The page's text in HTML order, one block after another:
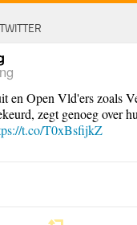
en Open Vld'ers zoals
zegt genoeg over
t.co/T0xBsfijkZ